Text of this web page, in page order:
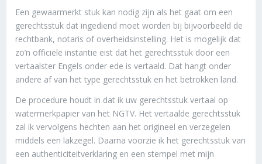
Een gewaarmerkt stuk kan nodig zijn als het gaat om een
gerechtsstuk dat ingediend moet worden bij bijvoorbeeld de
rechtbank, notaris of overheidsinstelling. Het is mogelijk dat
zo’n officiële instantie eist dat het gerechtsstuk door een
vertaalster Engels onder ede is vertaald. Dat hangt onder
andere af van het type gerechtsstuk en het betrokken land.
De procedure houdt in dat ik uw gerechtsstuk vertaal op
watermerkpapier van het NGTV. Het vertaalde gerechtsstuk
zal ik vervolgens hechten aan het origineel en verzegelen
middels een lakzegel. Daarna voorzie ik het gerechtsstuk van
een authenticiteitverklaring en een stempel met mijn